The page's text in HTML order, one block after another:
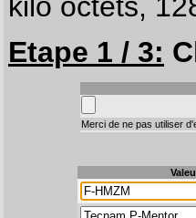
Etape 1 / 3:
Merci de ne pas utiliser